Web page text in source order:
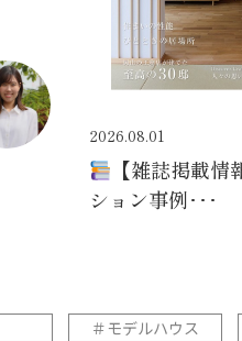
2026.08.01
【雑誌掲載
ション事例･･･
＃モデルハウス